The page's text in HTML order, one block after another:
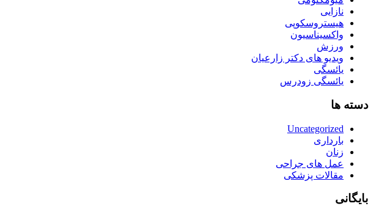
نازایی
هیستروسکوپی
واکسیناسیون
ورزش
ویدیو های دکتر زارعیان
یائسگی
یائسگی زودرس
دسته ها
Uncategorized
بارداری
زنان
عمل های جراحی
مقالات پزشکی
بایگانی